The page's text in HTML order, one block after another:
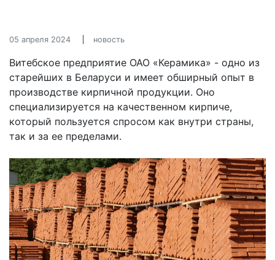
05 апреля 2024 новость
Витебское предприятие ОАО «Керамика» - одно из
старейших в Беларуси и имеет обширный опыт в
производстве кирпичной продукции. Оно
специализируется на качественном кирпиче,
который пользуется спросом как внутри страны,
так и за ее пределами.